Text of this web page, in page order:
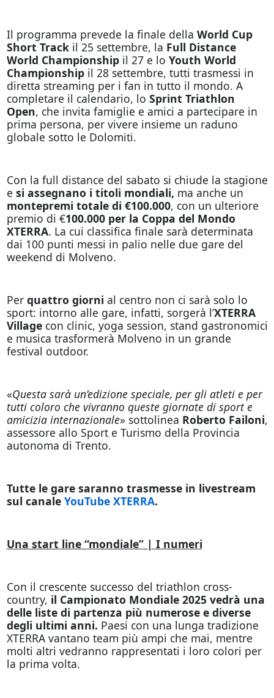
Il programma prevede la finale della World Cup
Short Trackil 25 settembre, la Full Distance
World Championshipil 27 e lo Youth World
Championshipil 28 settembre, tutti trasmessi in
diretta streaming per i fan in tutto il mondo. A
completare il calendario, lo Sprint Triathlon
Open, che invita famiglie e amici a partecipare in
prima persona, per vivere insieme un raduno
globale sotto le Dolomiti.
Con la full distance del sabato si chiude la stagione
e si assegnano i titoli mondiali, ma anche un
montepremi totale di €100.000, con un ulteriore
premio di €100.000 per la Coppa del Mondo
XTERRA. La cui classifica finale sarà determinata
dai 100 punti messi in palio nelle due gare del
weekend di Molveno.
Per quattro giorni al centro non ci sarà solo lo
sport: intorno alle gare, infatti, sorgerà l’XTERRA
Village con clinic, yoga session, stand gastronomici
e musica trasformerà Molveno in un grande
festival outdoor.
«Questa sarà un’edizione speciale, per gli atleti e per
tutti coloro che vivranno queste giornate di sport e
amicizia internazionale» sottolinea Roberto Failoni,
assessore allo Sport e Turismo della Provincia
autonoma di Trento.
Tutte le gare saranno trasmesse in livestream
sul canale YouTube XTERRA.
Una start line “mondiale” | I numeri
Con il crescente successo del triathlon cross-
country, il Campionato Mondiale 2025 vedrà una
delle liste di partenza più numerose e diverse
degli ultimi anni. Paesi con una lunga tradizione
XTERRA vantano team più ampi che mai, mentre
molti altri vedranno rappresentati i loro colori per
la prima volta.